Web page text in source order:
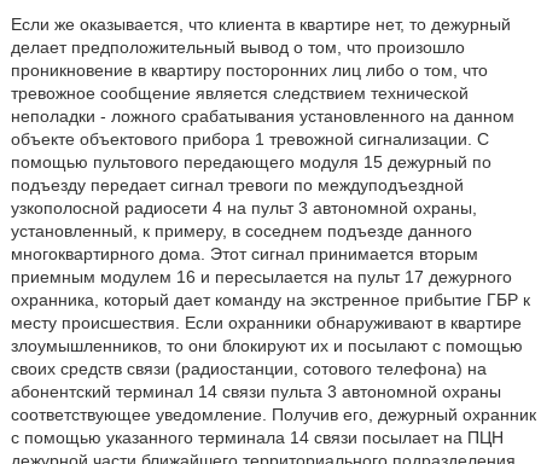
Если же оказывается, что клиента в квартире нет, то дежурный
делает предположительный вывод о том, что произошло
проникновение в квартиру посторонних лиц либо о том, что
тревожное сообщение является следствием технической
неполадки - ложного срабатывания установленного на данном
объекте объектового прибора 1 тревожной сигнализации. С
помощью пультового передающего модуля 15 дежурный по
подъезду передает сигнал тревоги по междуподъездной
узкополосной радиосети 4 на пульт 3 автономной охраны,
установленный, к примеру, в соседнем подъезде данного
многоквартирного дома. Этот сигнал принимается вторым
приемным модулем 16 и пересылается на пульт 17 дежурного
охранника, который дает команду на экстренное прибытие ГБР к
месту происшествия. Если охранники обнаруживают в квартире
злоумышленников, то они блокируют их и посылают с помощью
своих средств связи (радиостанции, сотового телефона) на
абонентский терминал 14 связи пульта 3 автономной охраны
соответствующее уведомление. Получив его, дежурный охранник
с помощью указанного терминала 14 связи посылает на ПЦН